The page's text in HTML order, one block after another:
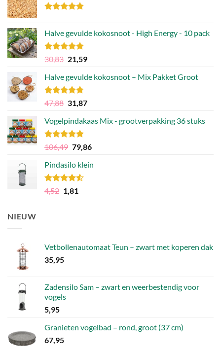
Halve gevulde kokosnoot - High Energy - 10 pack
Gewaardeerd
4.92
uit 5
30,83 Oorspronkelijke
was:
30,83.
21,59Huidige
is:
Halve gevulde kokosnoot – Mix Pakket Groot
Gewaardeerd
4.75
uit 5
47,88 Oorspronkelijke
was:
47,88.
31,87Huidige
is:
Vogelpindakaas Mix - grootverpakking 36 stuks
Gewaardeerd
uit 5
106,49 Oorspronkelijke
was:
106,49.
79,86Huidige
is:
Pindasilo klein
Gewaardeerd
4.50
uit 5
4,52 Oorspronkelijke
1,81
NIEUW
Vetbollenautomaat Teun – zwart met koperen dak
35,95
Zadensilo Sam – zwart en weerbestendig voor
vogels
5,95
Granieten vogelbad – rond, groot (37 cm)
67,95